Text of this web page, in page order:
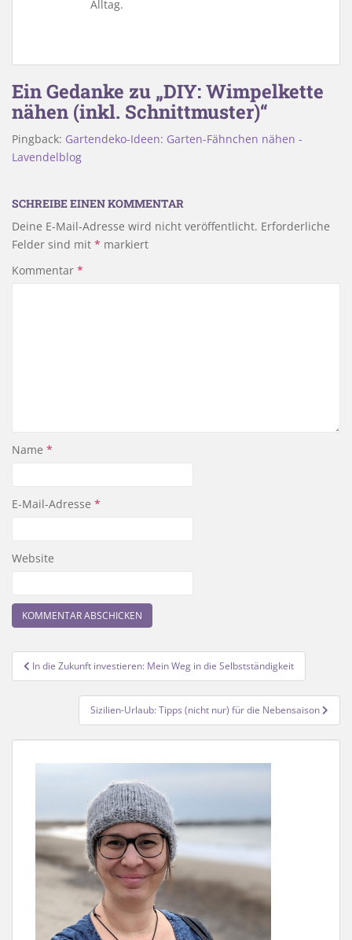
Alltag.
Ein Gedanke zu „DIY: Wimpelkette
nähen (inkl. Schnittmuster)“
Pingback: Gartendeko-Ideen: Garten-Fähnchen nähen -
Lavendelblog
SCHREIBE EINEN KOMMENTAR
Deine E-Mail-Adresse wird nicht veröffentlicht. Erforderliche
Felder sind mit * markiert
Kommentar *
Name *
E-Mail-Adresse *
Website
Beitragsnavigation
In die Zukunft investieren: Mein Weg in die Selbstständigkeit
Sizilien-Urlaub: Tipps (nicht nur) für die Nebensaison